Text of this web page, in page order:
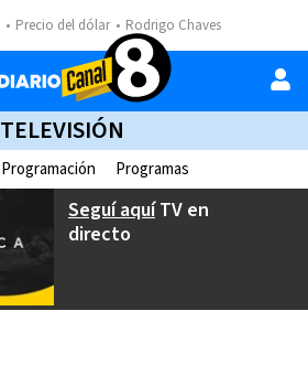
Precio del dólar Rodrigo Chaves
TELEVISIÓN
Programación Programas
Seguí aquíTV en
directo